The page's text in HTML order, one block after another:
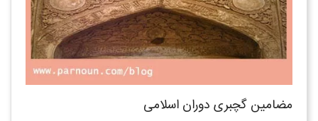
مضامین گچبری دوران اسلامی